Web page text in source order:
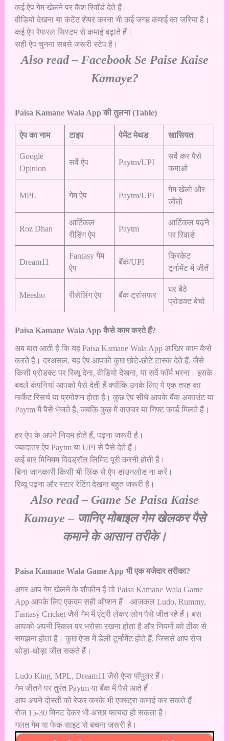
कई ऐप गेम खेलने पर कैश रिवॉर्ड देते हैं।
वीडियो देखना या कंटेंट शेयर करना भी कई जगह कमाई का जरिया है।
कई ऐप रेफरल सिस्टम से कमाई बढ़ाते हैं।
सही ऐप चुनना सबसे जरूरी स्टेप है।
Also read – Facebook Se Paise Kaise
Kamaye?
Paisa Kamane Wala App की तुलना (Table)
ऐप का नाम टाइप पेमेंट मेथड खासियत
Google
Opinion
सर्वे ऐप Paytm/UPI
सर्वे कर पैसे
कमाओ
MPL गेम ऐप Paytm/UPI
गेम खेलो और
जीतो
Roz Dhan
आर्टिकल
रीडिंग ऐप
Paytm
आर्टिकल पढ़ने
पर रिवार्ड
Dream11
Fantasy गेम
ऐप
बैंक/UPI
क्रिकेट
टूर्नामेंट में जीतें
Meesho रीसेलिंग ऐप बैंक ट्रांसफर
घर बैठे
प्रोडक्ट बेचो
Paisa Kamane Wala App कैसे काम करते हैं?
अब बात आती है कि यह Paisa Kamane Wala App आखिर काम कैसे
करते हैं। दरअसल, यह ऐप आपको कुछ छोटे-छोटे टास्क देते हैं, जैसे
किसी प्रोडक्ट पर रिव्यू देना, वीडियो देखना, या सर्वे फॉर्म भरना। इसके
बदले कंपनियां आपको पैसे देती हैं क्योंकि उनके लिए ये एक तरह का
मार्केट रिसर्च या प्रमोशन होता है। कुछ ऐप सीधे आपके बैंक अकाउंट या
Paytm में पैसे भेजते हैं, जबकि कुछ में वाउचर या गिफ्ट कार्ड मिलते हैं।
हर ऐप के अपने नियम होते हैं, पढ़ना जरूरी है।
ज्यादातर ऐप Paytm या UPI से पैसे देते हैं।
कई बार मिनिमम विदड्रॉल लिमिट पूरी करनी होती है।
बिना जानकारी किसी भी लिंक से ऐप डाउनलोड ना करें।
रिव्यू पढ़ना और स्टार रेटिंग देखना बहुत जरूरी है।
Also read – Game Se Paisa Kaise
Kamaye – जानिए मोबाइल गेम खेलकर पैसे
कमाने के आसान तरीके।
Paisa Kamane Wala Game App भी एक मजेदार तरीका?
अगर आप गेम खेलने के शौकीन हैं तो Paisa Kamane Wala Game
App आपके लिए एकदम सही ऑप्शन हैं। आजकल Ludo, Rummy,
Fantasy Cricket जैसे गेम में एंट्री लेकर लोग पैसे जीत रहे हैं। बस
आपको अपनी स्किल पर भरोसा रखना होता है और नियमों को ठीक से
समझना होता है। कुछ ऐप्स में डेली टूर्नामेंट होते हैं, जिससे आप रोज
थोड़ा-थोड़ा जीत सकते हैं।
Ludo King, MPL, Dream11 जैसे ऐप्स पॉपुलर हैं।
गेम जीतने पर तुरंत Paytm या बैंक में पैसे आते हैं।
आप अपने दोस्तों को रेफर करके भी एक्स्ट्रा कमाई कर सकते हैं।
रोज 15-30 मिनट देकर भी अच्छा फायदा हो सकता है।
गलत गेम या फेक साइट से बचना जरूरी है।